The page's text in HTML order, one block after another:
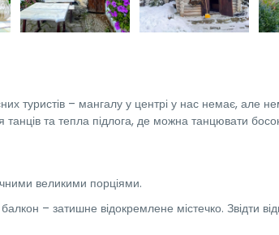
туристів – мангалу у центрі у нас немає, але
та тепла підлога, де можна танцювати
великими порціями.
– затишне відокремлене містечко. Звідти